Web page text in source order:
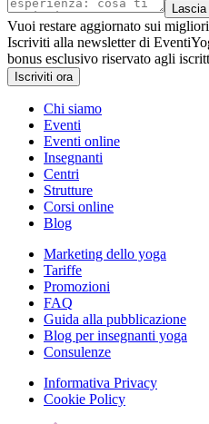
Vuoi restare aggiornato sui
Iscriviti alla newsletter di
bonus esclusivo riservato agli
Iscriviti ora
Chi siamo
Eventi
Eventi online
Insegnanti
Centri
Strutture
Corsi online
Blog
Marketing dello yoga
Tariffe
Promozioni
FAQ
Guida alla pubblicazione
Blog per insegnanti yoga
Consulenze
Informativa Privacy
Cookie Policy